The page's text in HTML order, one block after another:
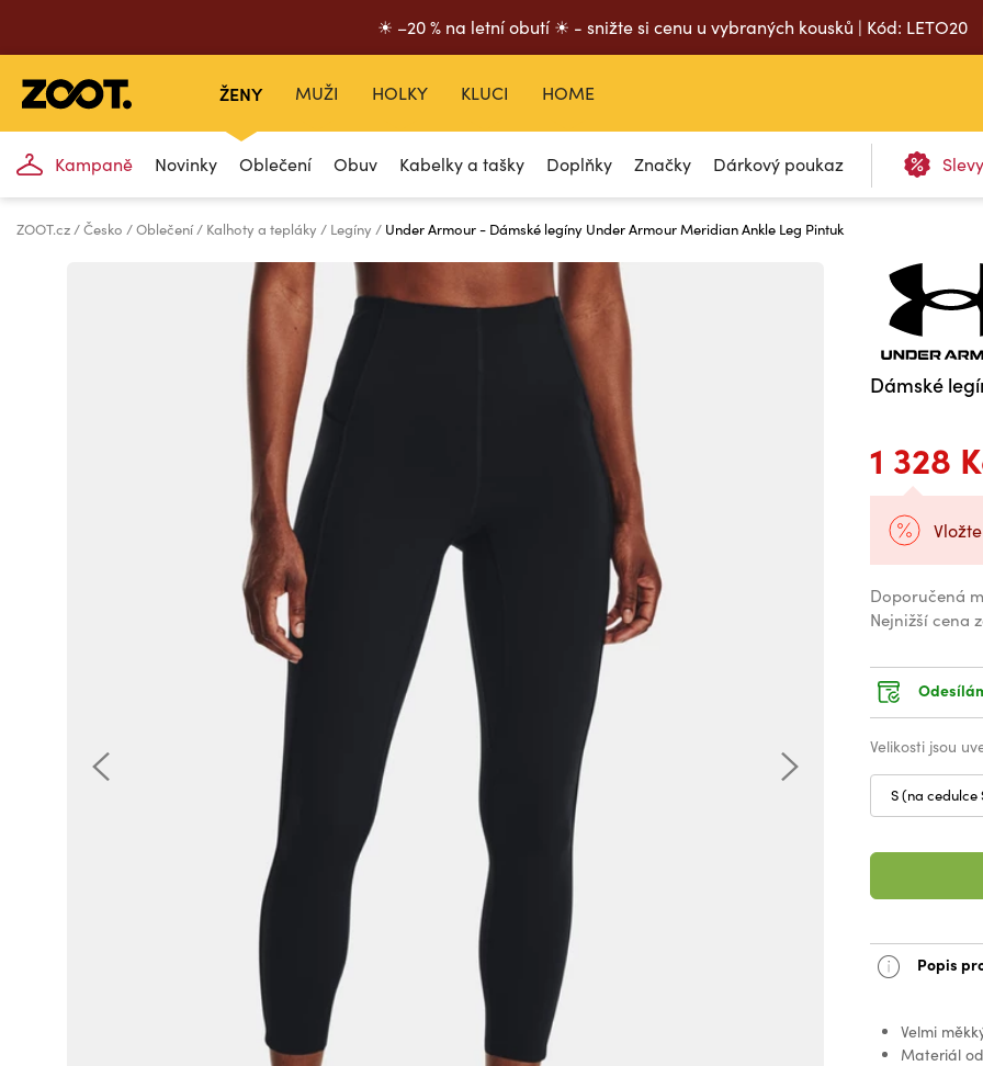
☀ –20 % na letní obutí ☀ - snižte si cenu u vybraných kousků | Kód: LETO20
ŽENY
Kampaně Novinky Oblečení Obuv Kabelky a tašky Doplňky Značky Dárkový poukaz Slevy
MUŽI HOLKY KLUCI HOME
ZOOT.cz Česko Oblečení Kalhoty a tepláky Legíny Under Armour - Dámské legíny Under Armour Meridian Ankle Leg Pintuk
Dámské
1 328
Doporučená
Nejnižší cena
Velikosti jsou
S (na cedulce
Popis
Velmi
Materiál